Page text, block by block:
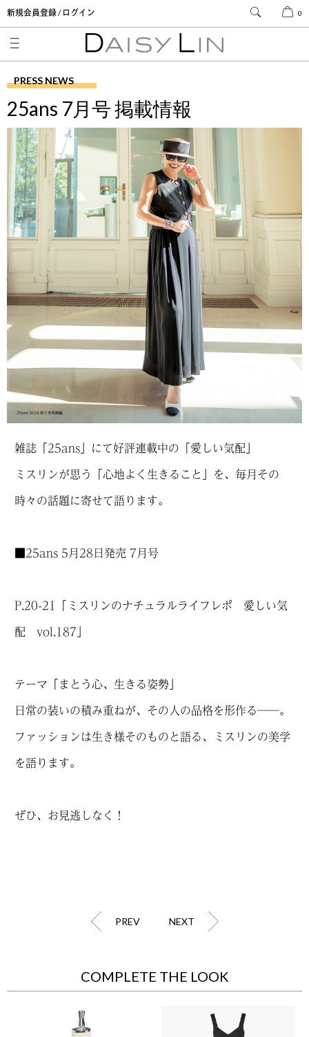
新規会員登録 / ログイン 0
PRESS NEWS
25ans 7月号 掲載情報
雑誌「25ans」にて好評連載中の「愛しい気配」
ミスリンが思う「心地よく生きること」を、毎月その
時々の話題に寄せて語ります。
■25ans 5月28日発売 7月号
P.20-21「ミスリンのナチュラルライフレポ 愛しい気
配 vol.187」
テーマ「まとう心、生きる姿勢」
日常の装いの積み重ねが、その人の品格を形作る──。
ファッションは生き様そのものと語る、ミスリンの美学
を語ります。
ぜひ、お見逃しなく！
PREV NEXT
COMPLETE THE LOOK